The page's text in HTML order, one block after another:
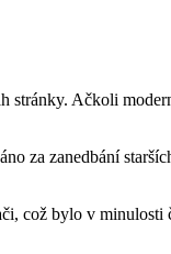
stránky. Ačkoli
za zanedbání
což bylo v minulosti